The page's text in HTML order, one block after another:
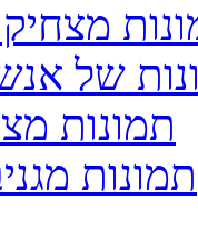
של
תמונות
תמונות